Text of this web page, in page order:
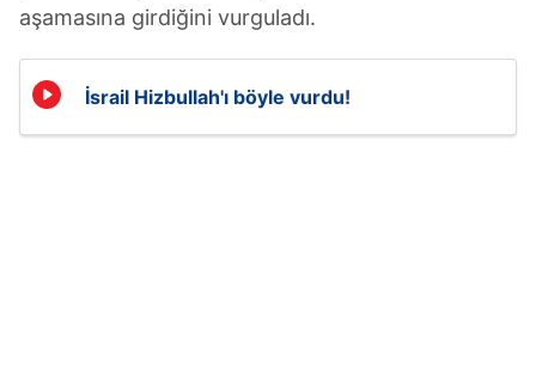
aşamasına girdiğini vurguladı.
İsrail Hizbullah'ı böyle vurdu!